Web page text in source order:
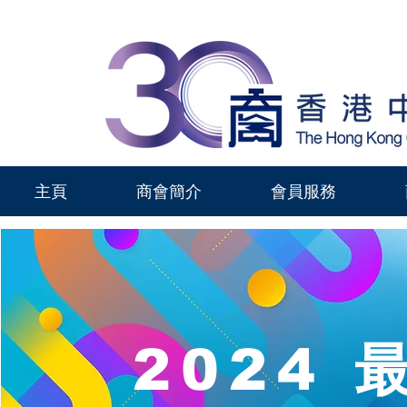
主頁 商會簡介 會員服務
2024